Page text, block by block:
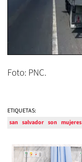
Foto: PNC.
ETIQUETAS:
san salvador son mujeres